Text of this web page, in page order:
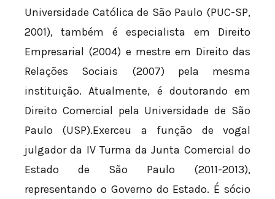
Universidade Católica de São Paulo (PUC-SP,
2001), também é especialista em Direito
Empresarial (2004) e mestre em Direito das
Relações Sociais (2007) pela mesma
instituição. Atualmente, é doutorando em
Direito Comercial pela Universidade de São
Paulo (USP).Exerceu a função de vogal
julgador da IV Turma da Junta Comercial do
Estado de São Paulo (2011-2013),
representando o Governo do Estado. É sócio